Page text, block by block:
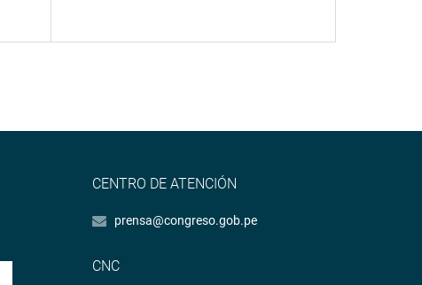
CENTRO DE ATENCIÓN
prensa@congreso.gob.pe
CNC